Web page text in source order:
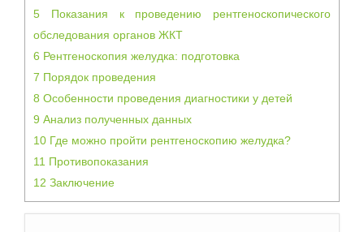
5 Показания к проведению рентгеноскопического
обследования органов ЖКТ
6 Рентгеноскопия желудка: подготовка
7 Порядок проведения
8 Особенности проведения диагностики у детей
9 Анализ полученных данных
10 Где можно пройти рентгеноскопию желудка?
11 Противопоказания
12 Заключение